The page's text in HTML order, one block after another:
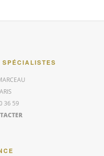
SPÉCIALISTES
36 59